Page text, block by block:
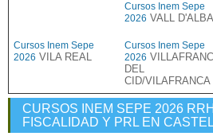
Cursos Inem Sepe
2026 VALL D'ALBA
Cursos Inem Sepe
2026 VILA REAL
Cursos Inem Sepe
2026
DEL
CID/VILAFRANCA
CURSOS INEM SEPE 2026
FISCALIDAD Y PRL EN